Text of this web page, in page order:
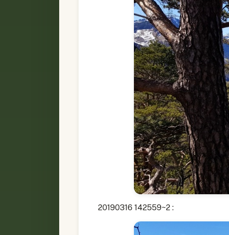
20190316 142559~2 :